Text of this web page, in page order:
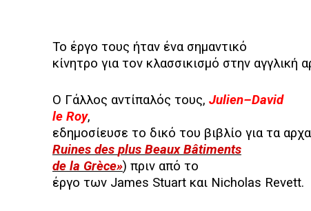
Το έργο τους ήταν ένα σημαντικό
κίνητρο για τον κλασσικισμό στην αγγλική
Ο Γάλλος αντίπαλός τους, Julien–David
le Roy,
εδημοσίευσε το δικό του βιβλίο για τα
Ruines des plus Beaux Bâtiments
de la Grèce») πριν από το
έργο των James Stuart και Nicholas Revett.